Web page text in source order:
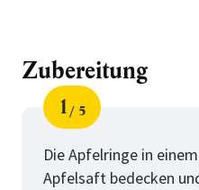
Zubereitung
Schritt
1
von
5
Die Apfelringe in
Apfelsaft bedecken